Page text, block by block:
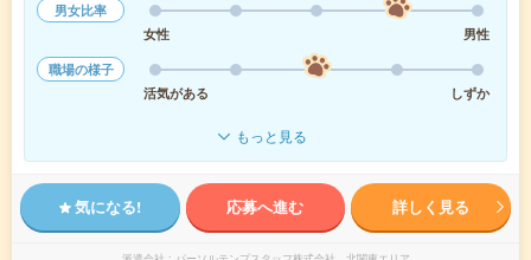
男女比率
女性
男性
職場の様子
活気がある
しずか
もっと見る
気になる! 応募へ進む 詳しく見る